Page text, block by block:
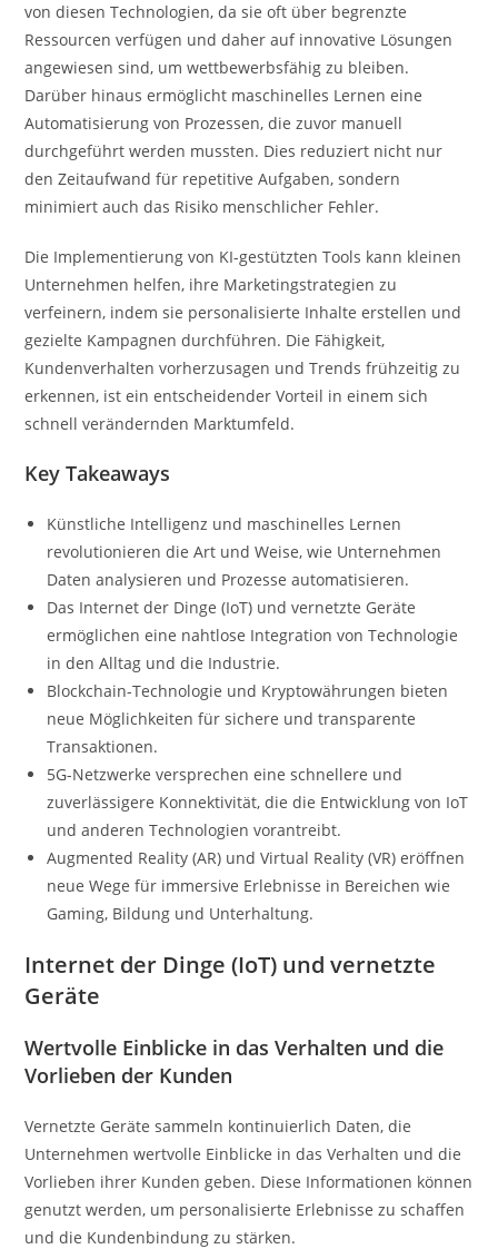
von diesen Technologien, da sie oft über begrenzte
Ressourcen verfügen und daher auf innovative Lösungen
angewiesen sind, um wettbewerbsfähig zu bleiben.
Darüber hinaus ermöglicht maschinelles Lernen eine
Automatisierung von Prozessen, die zuvor manuell
durchgeführt werden mussten. Dies reduziert nicht nur
den Zeitaufwand für repetitive Aufgaben, sondern
minimiert auch das Risiko menschlicher Fehler.
Die Implementierung von KI-gestützten Tools kann kleinen
Unternehmen helfen, ihre Marketingstrategien zu
verfeinern, indem sie personalisierte Inhalte erstellen und
gezielte Kampagnen durchführen. Die Fähigkeit,
Kundenverhalten vorherzusagen und Trends frühzeitig zu
erkennen, ist ein entscheidender Vorteil in einem sich
schnell verändernden Marktumfeld.
Key Takeaways
Künstliche Intelligenz und maschinelles Lernen
revolutionieren die Art und Weise, wie Unternehmen
Daten analysieren und Prozesse automatisieren.
Das Internet der Dinge (IoT) und vernetzte Geräte
ermöglichen eine nahtlose Integration von Technologie
in den Alltag und die Industrie.
Blockchain-Technologie und Kryptowährungen bieten
neue Möglichkeiten für sichere und transparente
Transaktionen.
5G-Netzwerke versprechen eine schnellere und
zuverlässigere Konnektivität, die die Entwicklung von IoT
und anderen Technologien vorantreibt.
Augmented Reality (AR) und Virtual Reality (VR) eröffnen
neue Wege für immersive Erlebnisse in Bereichen wie
Gaming, Bildung und Unterhaltung.
Internet der Dinge (IoT) und vernetzte
Geräte
Wertvolle Einblicke in das Verhalten und die
Vorlieben der Kunden
Vernetzte Geräte sammeln kontinuierlich Daten, die
Unternehmen wertvolle Einblicke in das Verhalten und die
Vorlieben ihrer Kunden geben. Diese Informationen können
genutzt werden, um personalisierte Erlebnisse zu schaffen
und die Kundenbindung zu stärken.